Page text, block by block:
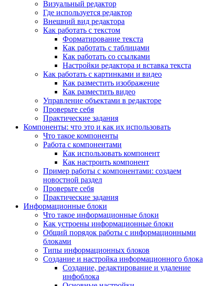
Визуальный редактор
Где используется редактор
Внешний вид редактора
Как работать с текстом
Форматирование текста
Как работать с таблицами
Как работать со ссылками
Настройки редактора и вставка текста
Как работать с картинками и видео
Как разместить изображение
Как разместить видео
Управление объектами в редакторе
Проверьте себя
Практические задания
Компоненты: что это и как их использовать
Что такое компоненты
Работа с компонентами
Как использовать компонент
Как настроить компонент
Пример работы с компонентами: создаем
новостной раздел
Проверьте себя
Практические задания
Информационные блоки
Что такое информационные блоки
Как устроены информационные блоки
Общий порядок работы с информационными
блоками
Типы информационных блоков
Создание и настройка информационного блока
Создание, редактирование и удаление
инфоблока